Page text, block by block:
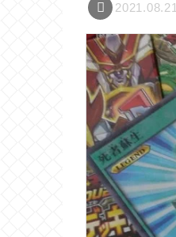
2021.08.21